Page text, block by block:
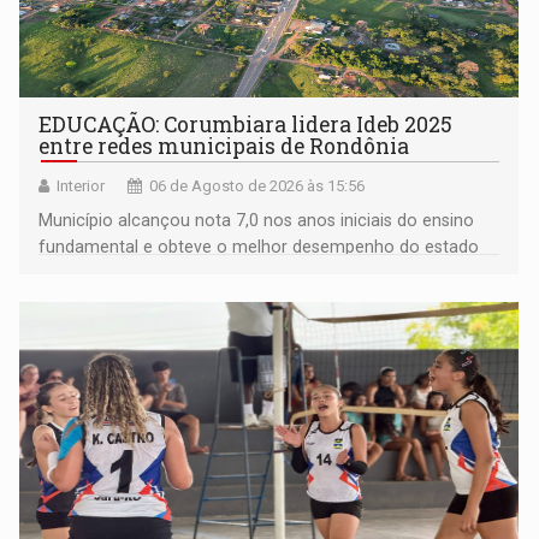
EDUCAÇÃO: Corumbiara lidera Ideb 2025
entre redes municipais de Rondônia
Interior 06 de Agosto de 2026 às 15:56
Município alcançou nota 7,0 nos anos iniciais do ensino
fundamental e obteve o melhor desempenho do estado